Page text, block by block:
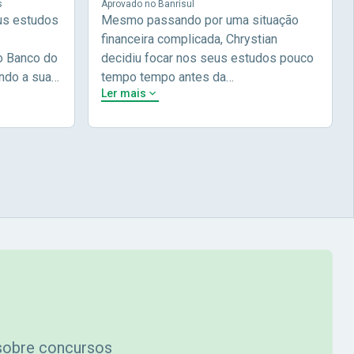
estudos
Banco do
a sua
em
a
por
uma
as vídeo
Aprovado no Banrisul
Mesmo passando por uma situação
financeira complicada, Chrystian
decidiu focar nos seus estudos pouco
tempo tempo antes da
prova.Determinou o que era importante
Ler mais
concursos